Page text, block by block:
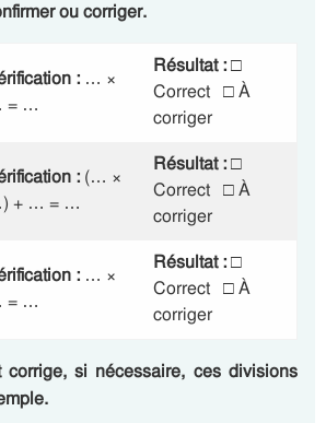
ou corriger.
: … ×
= …
Résultat :□
Correct □ À
corriger
: (… ×
+ … = …
Résultat :□
Correct □ À
corriger
: … ×
= …
Résultat :□
Correct □ À
corriger
corrige, si nécessaire, ces divisions